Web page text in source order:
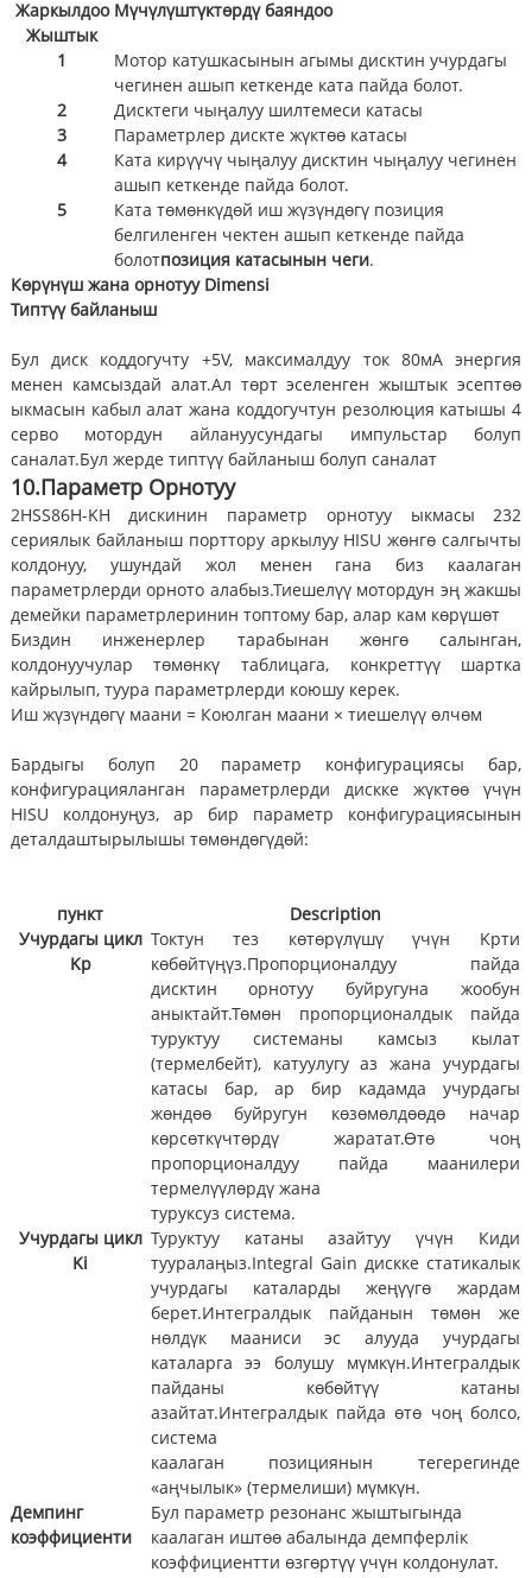
Жаркылдоо
Жыштык
Мүчүлүштүктөрдү баяндоо
1
Мотор катушкасынын агымы дисктин учурдагы
чегинен ашып кеткенде ката пайда болот.
2
Дисктеги чыңалуу шилтемеси катасы
3
Параметрлер дискте жүктөө катасы
4
Ката кирүүчү чыңалуу дисктин чыңалуу чегинен
ашып кеткенде пайда болот.
5
Ката төмөнкүдөй иш жүзүндөгү позиция
белгиленген чектен ашып кеткенде пайда
болотпозиция катасынын чеги.
Көрүнүш жана орнотуу Dimensi
Типтүү байланыш
Бул диск коддогучту +5V, максималдуу ток 80мА энергия
менен камсыздай алат.Ал төрт эселенген жыштык эсептөө
ыкмасын кабыл алат жана коддогучтун резолюция катышы 4
серво мотордун айлануусундагы импульстар болуп
саналат.Бул жерде типтүү байланыш болуп саналат
10.Параметр Орнотуу
2HSS86H-KH дискинин параметр орнотуу ыкмасы 232
сериялык байланыш порттору аркылуу HISU жөнгө салгычты
колдонуу, ушундай жол менен гана биз каалаган
параметрлерди орното алабыз.Тиешелүү мотордун эң жакшы
демейки параметрлеринин топтому бар, алар кам көрүшөт
Биздин инженерлер тарабынан жөнгө салынган,
колдонуучулар төмөнкү таблицага, конкреттүү шартка
кайрылып, туура параметрлерди коюшу керек.
Иш жүзүндөгү маани = Коюлган маани × тиешелүү өлчөм
Бардыгы болуп 20 параметр конфигурациясы бар,
конфигурацияланган параметрлерди дискке жүктөө үчүн
HISU колдонуңуз, ар бир параметр конфигурациясынын
деталдаштырылышы төмөндөгүдөй:
пункт
Description
Учурдагы цикл
Kp
Токтун тез көтөрүлүшү үчүн Kpти
көбөйтүңүз.Пропорционалдуу пайда
дисктин орнотуу буйругуна жообун
аныктайт.Төмөн пропорционалдык пайда
туруктуу системаны камсыз кылат
(термелбейт), катуулугу аз жана учурдагы
катасы бар, ар бир кадамда учурдагы
жөндөө буйругун көзөмөлдөөдө начар
көрсөткүчтөрдү жаратат.Өтө чоң
пропорционалдуу пайда маанилери
термелүүлөрдү жана
туруксуз система.
Учурдагы цикл
Ki
Туруктуу катаны азайтуу үчүн Киди
тууралаңыз.Integral Gain дискке статикалык
учурдагы каталарды жеңүүгө жардам
берет.Интегралдык пайданын төмөн же
нөлдүк мааниси эс алууда учурдагы
каталарга ээ болушу мүмкүн.Интегралдык
пайданы көбөйтүү катаны
азайтат.Интегралдык пайда өтө чоң болсо,
система
каалаган позициянын тегерегинде
«аңчылык» (термелиши) мүмкүн.
Демпинг
коэффициенти
Бул параметр резонанс жыштыгында
каалаган иштөө абалында демпферлік
коэффициентти өзгөртүү үчүн колдонулат.